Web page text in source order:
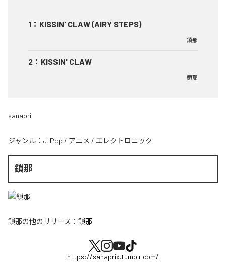
1 ： KISSIN' CLAW (AIRY STEPS)
鎖那
2 ： KISSIN' CLAW
鎖那
sanapri
ジャンル： J-Pop / アニメ / エレクトロニック
鎖那
鎖那の他のリリース： 鎖那
https://sanaprix.tumblr.com/